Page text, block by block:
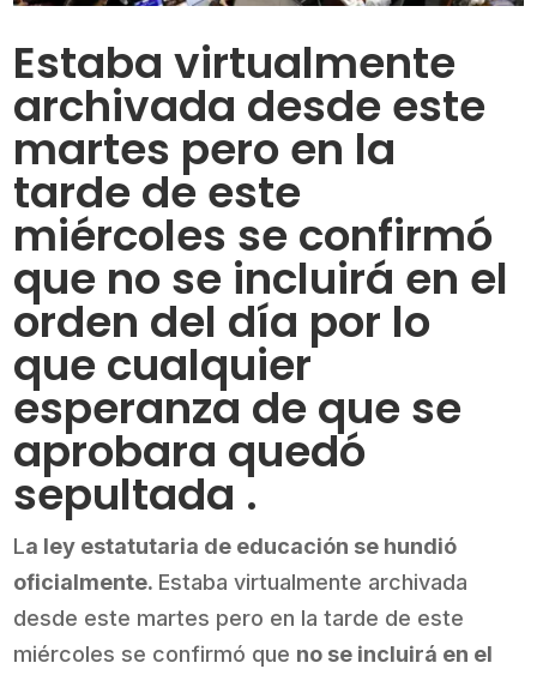
Estaba virtualmente
archivada desde este
martes pero en la
tarde de este
miércoles se confirmó
que no se incluirá en el
orden del día por lo
que cualquier
esperanza de que se
aprobara quedó
sepultada .
La ley estatutaria de educación se hundió
oficialmente. Estaba virtualmente archivada
desde este martes pero en la tarde de este
miércoles se confirmó que no se incluirá en el